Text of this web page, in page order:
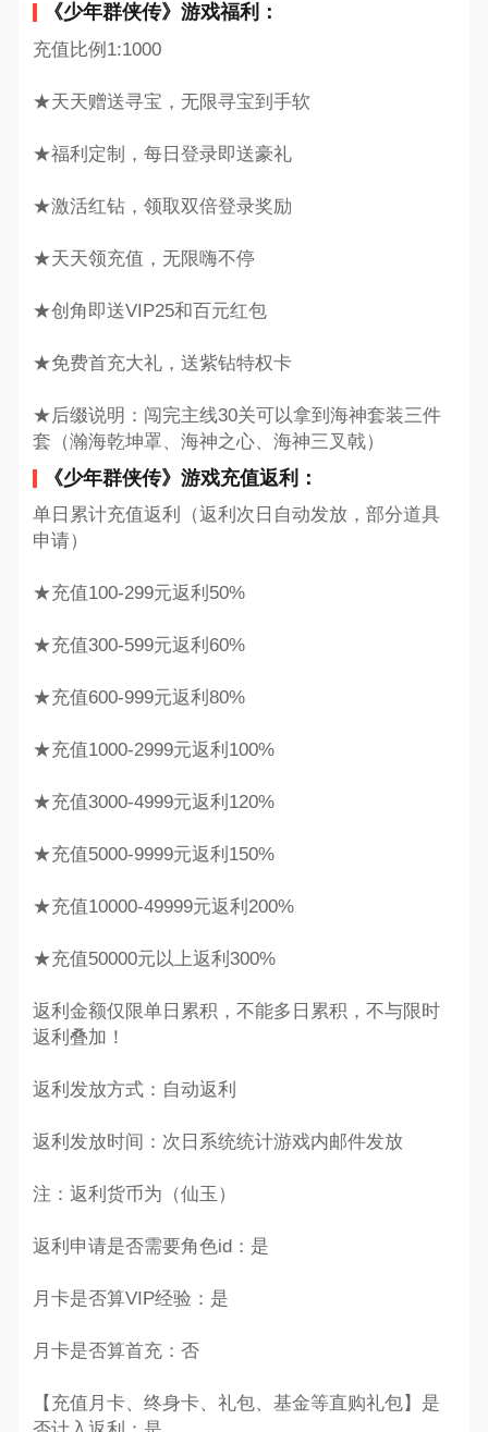
《少年群侠传》游戏福利：
充值比例1:1000
★天天赠送寻宝，无限寻宝到手软
★福利定制，每日登录即送豪礼
★激活红钻，领取双倍登录奖励
★天天领充值，无限嗨不停
★创角即送VIP25和百元红包
★免费首充大礼，送紫钻特权卡
★后缀说明：闯完主线30关可以拿到海神套装三件
套（瀚海乾坤罩、海神之心、海神三叉戟）
《少年群侠传》游戏充值返利：
单日累计充值返利（返利次日自动发放，部分道具
申请）
★充值100-299元返利50%
★充值300-599元返利60%
★充值600-999元返利80%
★充值1000-2999元返利100%
★充值3000-4999元返利120%
★充值5000-9999元返利150%
★充值10000-49999元返利200%
★充值50000元以上返利300%
返利金额仅限单日累积，不能多日累积，不与限时
返利叠加！
返利发放方式：自动返利
返利发放时间：次日系统统计游戏内邮件发放
注：返利货币为（仙玉）
返利申请是否需要角色id：是
月卡是否算VIP经验：是
月卡是否算首充：否
【充值月卡、终身卡、礼包、基金等直购礼包】是